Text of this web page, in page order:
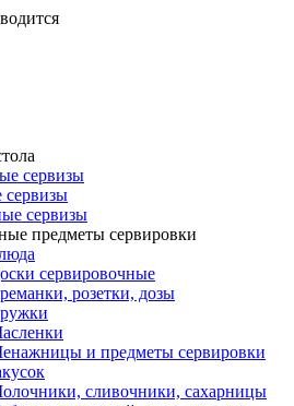
сервизы
сервизы
предметы сервировки
сервировочные
розетки, дозы
и предметы сервировки
сливочники, сахарницы